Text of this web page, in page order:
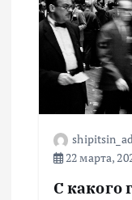
22 марта,
С какого